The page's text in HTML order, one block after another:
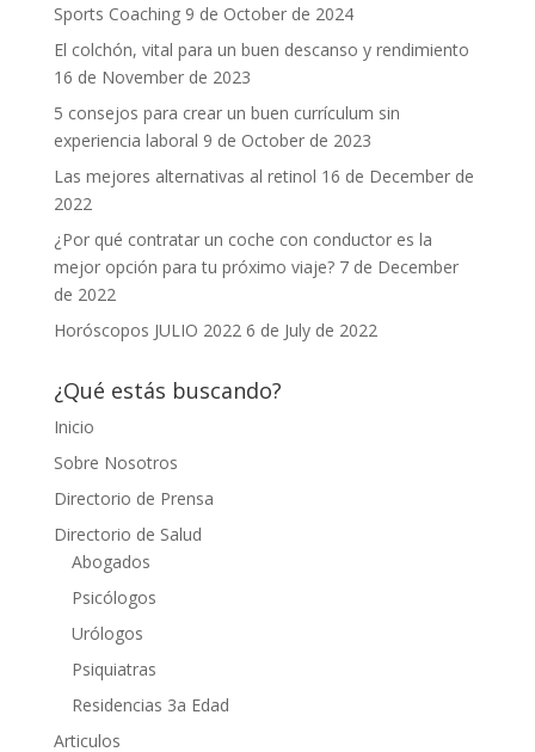
Sports Coaching 9 de October de 2024
El colchón, vital para un buen descanso y rendimiento
16 de November de 2023
5 consejos para crear un buen currículum sin
experiencia laboral 9 de October de 2023
Las mejores alternativas al retinol 16 de December de
2022
¿Por qué contratar un coche con conductor es la
mejor opción para tu próximo viaje? 7 de December
de 2022
Horóscopos JULIO 2022 6 de July de 2022
¿Qué estás buscando?
Inicio
Sobre Nosotros
Directorio de Prensa
Directorio de Salud
Abogados
Psicólogos
Urólogos
Psiquiatras
Residencias 3a Edad
Articulos